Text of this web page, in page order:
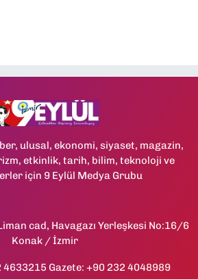
ulusal, ekonomi, siyaset, magazin,
etkinlik, tarih, bilim, teknoloji ve
için 9 Eylül Medya Grubu
cad, Havagazı Yerleşkesi No:16/6
Konak / İzmir
4633215 Gazete: +90 232 4048989